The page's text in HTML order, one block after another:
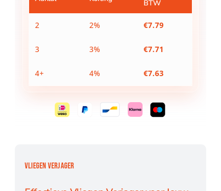
BTW
2 2% €7.79
3 3% €7.71
4+ 4% €7.63
VLIEGEN VERJAGER